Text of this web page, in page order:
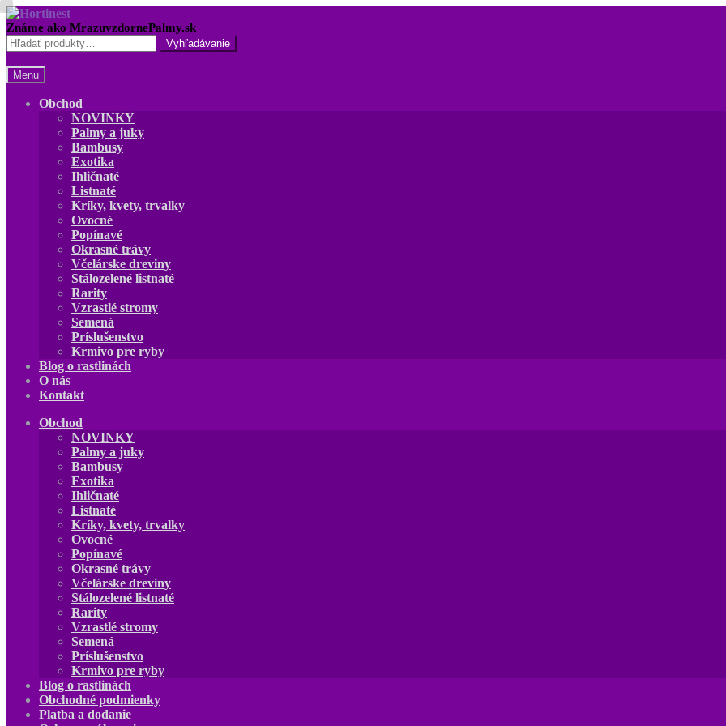
Preskočiť
na
navigáciu
Preskočiť
na
obsah
Hľadať:
Menu
Obchod
NOVINKY
Palmy a juky
Bambusy
Exotika
Ihličnaté
Listnaté
Kríky, kvety, trvalky
Ovocné
Popínavé
Okrasné trávy
Včelárske dreviny
Stálozelené listnaté
Rarity
Vzrastlé stromy
Semená
Príslušenstvo
Krmivo pre ryby
Blog o rastlinách
O nás
Kontakt
Obchod
NOVINKY
Palmy a juky
Bambusy
Exotika
Ihličnaté
Listnaté
Kríky, kvety, trvalky
Ovocné
Popínavé
Okrasné trávy
Včelárske dreviny
Stálozelené listnaté
Rarity
Vzrastlé stromy
Semená
Príslušenstvo
Krmivo pre ryby
Blog o rastlinách
Obchodné podmienky
Platba a dodanie